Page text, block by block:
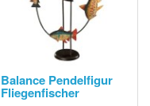
Balance Pendelfigur
Fliegenfischer